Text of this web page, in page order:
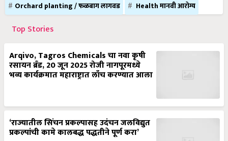
Orchard planting / फळबाग लागवड
Health मानवी आरोग्य
Top Stories
Arqivo, Tagros Chemicals चा नवा कृषी
रसायन ब्रँड, 20 जून 2025 रोजी नागपूरमध्ये
भव्य कार्यक्रमात महाराष्ट्रात लाँच करण्यात आला
‘राज्यातील सिंचन प्रकल्पासह उदंचन जलविद्युत
प्रकल्पांची कामे कालबद्ध पद्धतीने पूर्ण करा’